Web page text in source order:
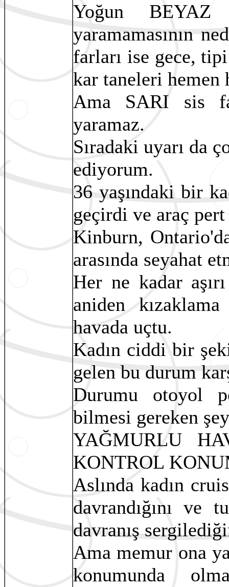
Yoğun
yaramamasının
farları ise gece,
kar taneleri hemen
Ama SARI sis
yaramaz.
Sıradaki uyarı da
ediyorum.
36 yaşındaki bir
geçirdi ve araç
Kinburn,
arasında seyahat
Her ne kadar
aniden
havada uçtu.
Kadın ciddi bir
gelen bu durum
Durumu otoyol
bilmesi gereken
YAĞMURLU
KONTROL
Aslında kadın
davrandığını ve
davranış
Ama memur ona
konumunda